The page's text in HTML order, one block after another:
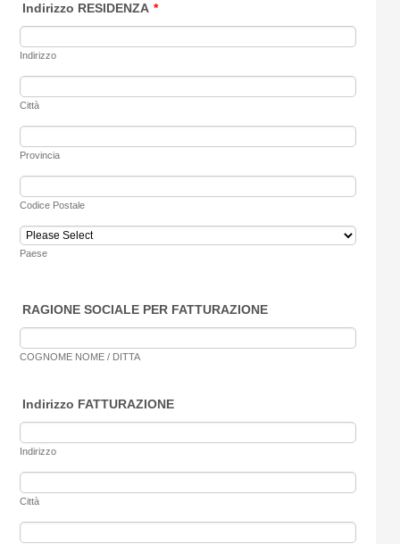
Indirizzo RESIDENZA *
Indirizzo
Città
Provincia
Codice Postale
Paese
RAGIONE SOCIALE PER FATTURAZIONE
COGNOME NOME / DITTA
Indirizzo FATTURAZIONE
Indirizzo
Città